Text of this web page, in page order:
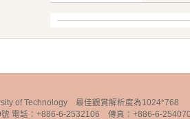
of Technology 最佳觀賞解析度為1024*768
號 電話：+886-6-2532106 傳真：+886-6-